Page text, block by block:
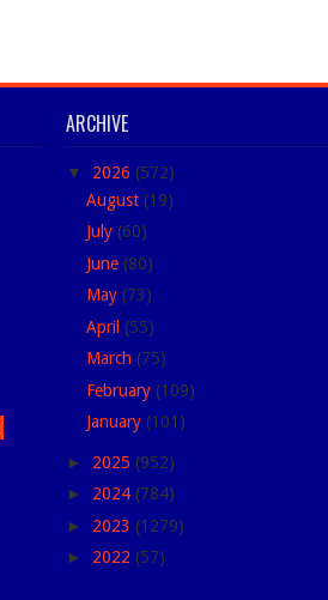
ARCHIVE
▼ 2026 (572)
August (19)
July (60)
June (80)
May (73)
April (55)
March (75)
February (109)
January (101)
► 2025 (952)
► 2024 (784)
► 2023 (1279)
► 2022 (57)